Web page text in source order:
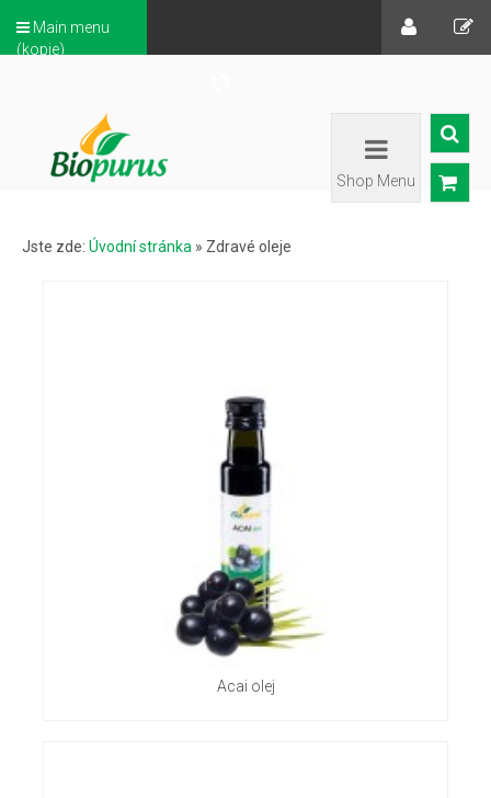
Main menu
(kopie)
Shop Menu
Jste zde: Úvodní stránka » Zdravé oleje
Acai olej